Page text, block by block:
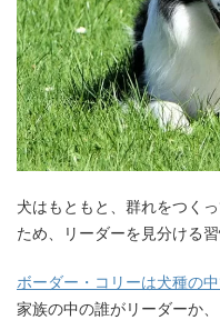
犬はもともと、群れをつく
ため、リーダーを見分ける習
ボーダー・コリーは犬種の
家族の中の誰がリーダーか